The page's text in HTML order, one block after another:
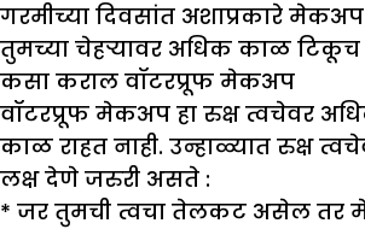
गरमीच्या दिवसांत अशाप्रकारे
तुमच्या चेहऱ्यावर अधिक काळ टिकूच
कसा कराल वॉटरप्रूफ मेकअप
वॉटरप्रूफ मेकअप हा रुक्ष त्वचेवर
काळ राहत नाही. उन्हाळ्यात रुक्ष
लक्ष देणे जरुरी असते :
* जर तुमची त्वचा तेलकट असेल तर